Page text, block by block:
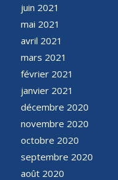
juin 2021
mai 2021
avril 2021
mars 2021
février 2021
janvier 2021
décembre 2020
novembre 2020
octobre 2020
septembre 2020
août 2020